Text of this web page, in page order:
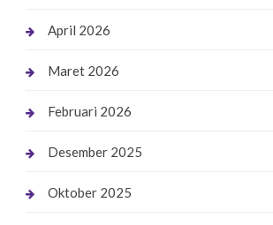
April 2026
Maret 2026
Februari 2026
Desember 2025
Oktober 2025